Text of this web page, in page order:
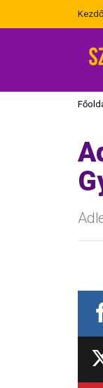
Itt